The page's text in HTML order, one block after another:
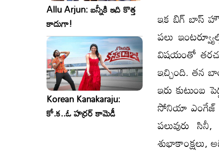
Allu Arjun: బన్నీకి ఇది కొత్త
కాదుగా!
Korean Kanakaraju:
కో.క..ఓ హర్రర్ కామెడీ
ఇక బిగ్ బాస్
పలు
విషయంతో
ఇచ్చింది. తన
ఇరు కుటుంబ
సోనియా ఎంగేజ్
పలువురు
శుభాకాంక్షలు,